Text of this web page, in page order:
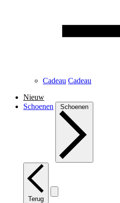
Cadeau Cadeau
Nieuw
Schoenen
Schoenen
Terug